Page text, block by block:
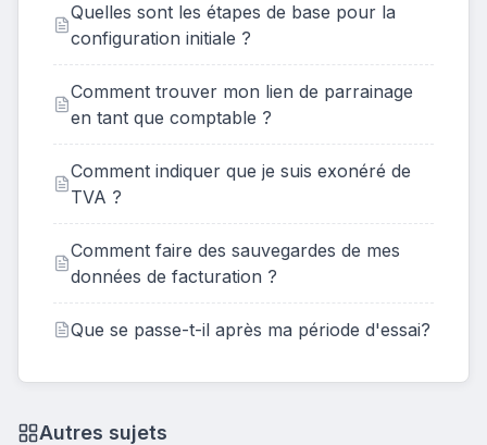
Quelles sont les étapes de base pour la
configuration initiale ?
Comment trouver mon lien de parrainage
en tant que comptable ?
Comment indiquer que je suis exonéré de
TVA ?
Comment faire des sauvegardes de mes
données de facturation ?
Que se passe-t-il après ma période d'essai?
Autres sujets